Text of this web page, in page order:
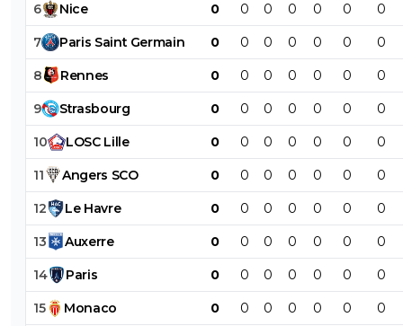
6 Nice 0 0 0 0 0 0 0
7 Paris Saint Germain 0 0 0 0 0 0 0
8 Rennes 0 0 0 0 0 0 0
9 Strasbourg 0 0 0 0 0 0 0
10 LOSC Lille 0 0 0 0 0 0 0
11 Angers SCO 0 0 0 0 0 0 0
12 Le Havre 0 0 0 0 0 0 0
13 Auxerre 0 0 0 0 0 0 0
14 Paris 0 0 0 0 0 0 0
15 Monaco 0 0 0 0 0 0 0